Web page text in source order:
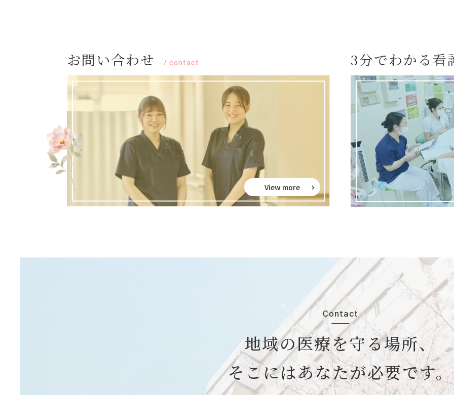
お問い合わせ / contact
View more
3分でわかる看
Contact
地域の医療を守る場所、
そこにはあなたが必要です。